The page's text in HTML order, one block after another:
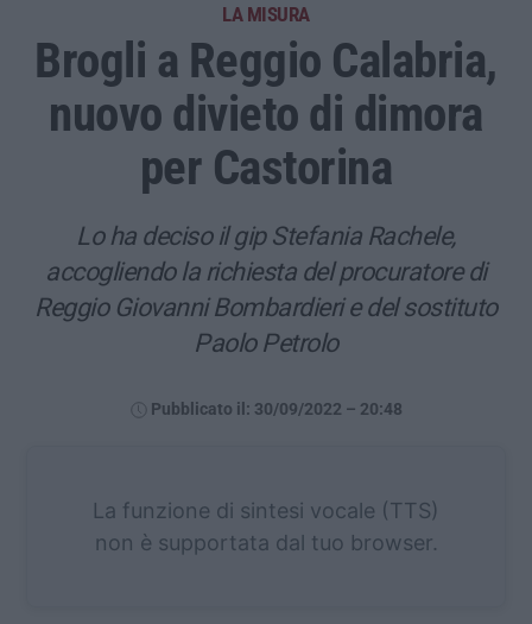
LA MISURA
Brogli a Reggio Calabria,
nuovo divieto di dimora
per Castorina
Lo ha deciso il gip Stefania Rachele,
accogliendo la richiesta del procuratore di
Reggio Giovanni Bombardieri e del sostituto
Paolo Petrolo
Pubblicato il: 30/09/2022 – 20:48
La funzione di sintesi vocale (TTS)
non è supportata dal tuo browser.